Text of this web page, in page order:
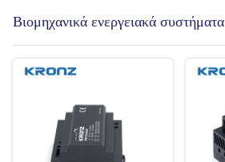
Βιομηχανικά ενεργειακά συστήματα